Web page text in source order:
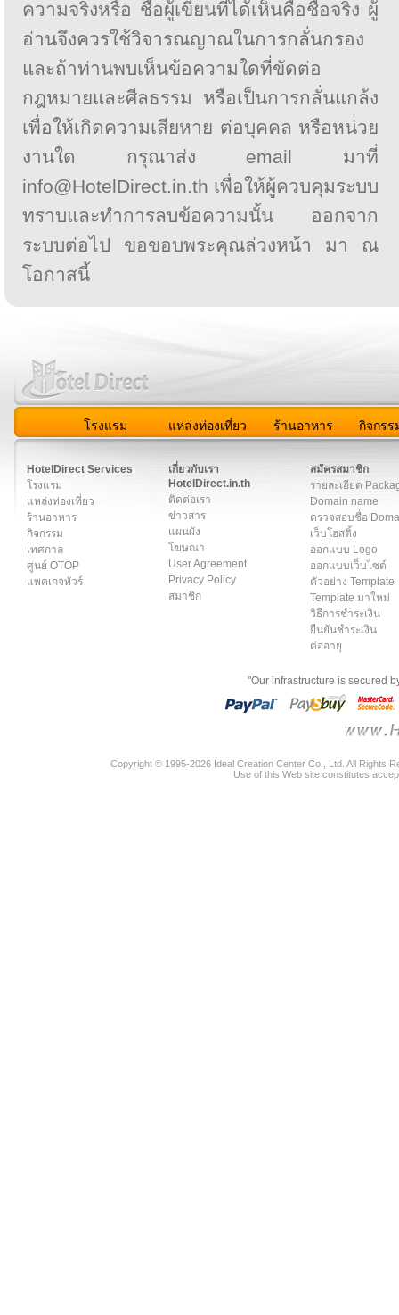
ความจริงหรือ ชื่อผู้เขียนที่ได้เห็นคือชื่อจริง ผู้
อ่านจึงควรใช้วิจารณญาณในการกลั่นกรอง
และถ้าท่านพบเห็นข้อความใดที่ขัดต่อ
กฎหมายและศีลธรรม หรือเป็นการกลั่นแกล้ง
เพื่อให้เกิดความเสียหาย ต่อบุคคล หรือหน่วย
งานใด กรุณาส่ง email มาที่
info@HotelDirect.in.th เพื่อให้ผู้ควบคุมระบบ
ทราบและทำการลบข้อความนั้น ออกจาก
ระบบต่อไป ขอขอบพระคุณล่วงหน้า มา ณ
โอกาสนี้
โรงแรม แหล่งท่องเที่ยว ร้านอาหาร กิจกรร
HotelDirect Services
โรงแรม
แหล่งท่องเที่ยว
ร้านอาหาร
กิจกรรม
เทศกาล
ศูนย์ OTOP
แพคเกจทัวร์
เกี่ยวกับเรา
HotelDirect.in.th
ติดต่อเรา
ข่าวสาร
แผนผัง
โฆษณา
User Agreement
Privacy Policy
สมาชิก
สมัครสมาชิก
รายละเอียด
Domain name
ตรวจสอบชื่อ
เว็บโฮสติ้ง
ออกแบบ Logo
ออกแบบเว็บไซต์
ตัวอย่าง Template
Template มาใหม่
วิธีการชำระเงิน
ยืนยันชำระเงิน
ต่ออายุ
"Our infrastructure is secured
Copyright © 1995-2026 Ideal Creation Center Co., Ltd. All Rights
Use of this Web site constitutes